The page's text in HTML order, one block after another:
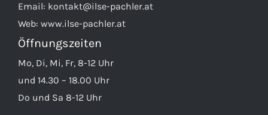
Email: kontakt@ilse-pachler.at
Web: www.ilse-pachler.at
Öffnungszeiten
Mo, Di, Mi, Fr, 8-12 Uhr
und 14.30 – 18.00 Uhr
Do und Sa 8-12 Uhr